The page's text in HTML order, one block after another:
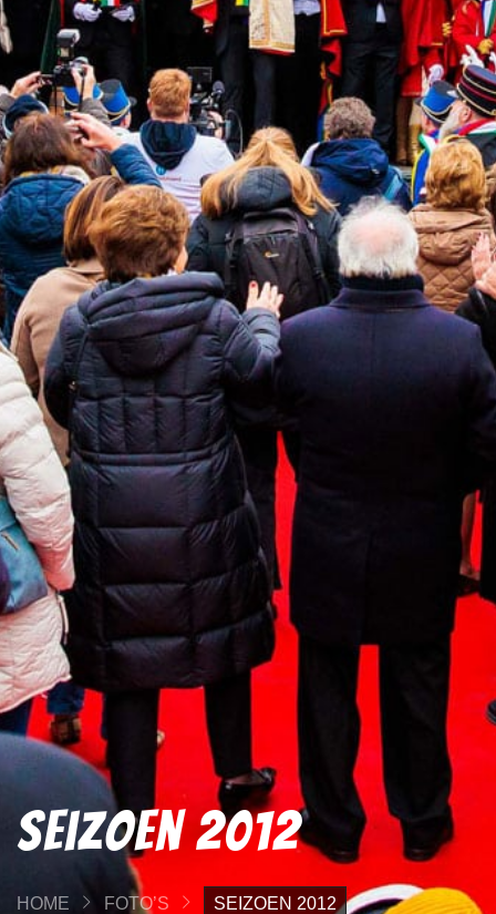
Seizoen 2012
HOME FOTO’S SEIZOEN 2012